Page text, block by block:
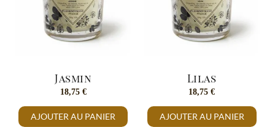
Jasmin
18,75 €
AJOUTER AU PANIER
Lilas
18,75€
AJOUTER AU PANIER